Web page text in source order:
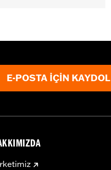
(fall over while
in a collision with
E-POSTA IÇIN KAYDOL